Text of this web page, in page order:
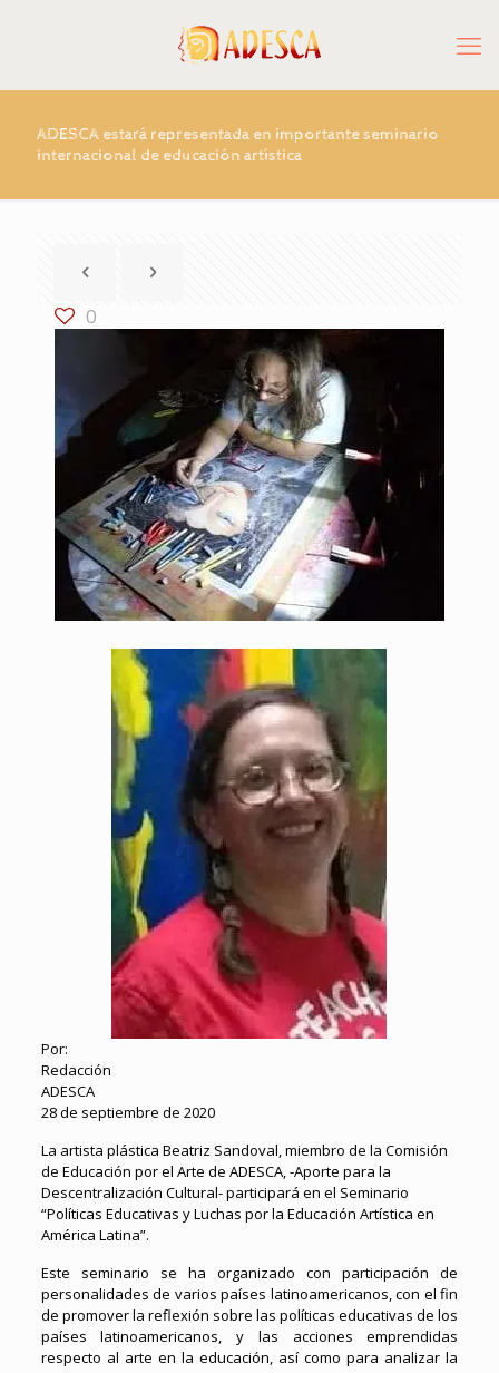
ADESCA estará representada en importante seminario
internacional de educación artística
0
Por:
Redacción
ADESCA
28 de septiembre de 2020
La artista plástica Beatriz Sandoval, miembro de la Comisión
de Educación por el Arte de ADESCA, -Aporte para la
Descentralización Cultural- participará en el Seminario
“Políticas Educativas y Luchas por la Educación Artística en
América Latina”.
Este seminario se ha organizado con participación de
personalidades de varios países latinoamericanos, con el fin
de promover la reflexión sobre las políticas educativas de los
países latinoamericanos, y las acciones emprendidas
respecto al arte en la educación, así como para analizar la